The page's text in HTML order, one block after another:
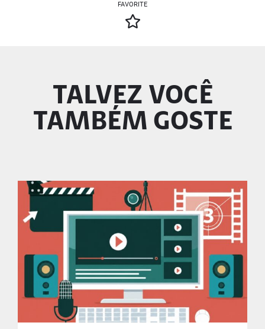
FAVORITE
TALVEZ VOCÊ
TAMBÉM GOSTE